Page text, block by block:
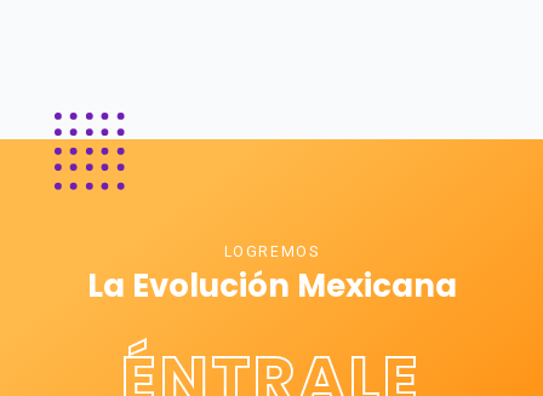
LOGREMOS
La Evolución Mexicana